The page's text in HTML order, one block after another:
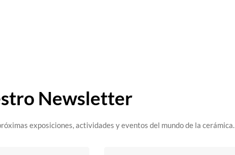
Newsletter
exposiciones, actividades y eventos del mundo de la cerámica.